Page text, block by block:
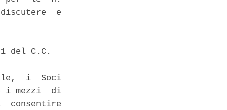
e
del C.C.
i  Soci
i mezzi  di
consentire